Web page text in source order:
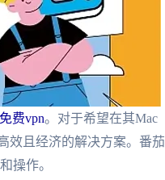
免费vpn。对于希望在其Mac
效且经济的解决方案。番茄
操作。